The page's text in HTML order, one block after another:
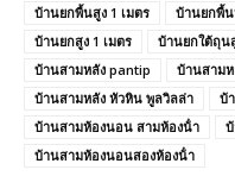
บ้านยกพื้นสูง 1 เมตร
บ้านยกพื้น
บ้านยกสูง 1 เมตร
บ้านยกใต้ถุน
บ้านสามหลัง pantip
บ้านสาม
บ้านสามหลัง หัวหิน พูลวิลล่า
บ้
บ้านสามห้องนอน สามห้องน้ํา
บ้านสามห้องนอนสองห้องน้ํา